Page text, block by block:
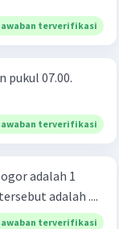
terverifikasi
pukul 07.00.
terverifikasi
adalah 1
adalah ....
terverifikasi